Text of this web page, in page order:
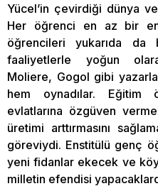
Yücel’in çevirdiği dünya
Her öğrenci en az bir
öğrencileri yukarıda da
faaliyetlerle yoğun
Moliere, Gogol gibi
hem oynadılar. Eğitim
evlatlarına özgüven
üretimi arttırmasını
göreviydi. Enstitülü genç
yeni fidanlar ekecek ve
milletin efendisi